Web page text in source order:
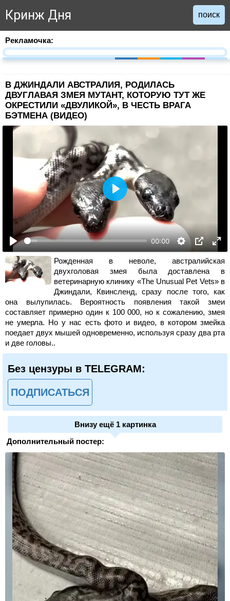
Кринж Дня поиск
Рекламочка:
В ДЖИНДАЛИ АВСТРАЛИЯ, РОДИЛАСЬ
ДВУГЛАВАЯ ЗМЕЯ МУТАНТ, КОТОРУЮ ТУТ ЖЕ
ОКРЕСТИЛИ «ДВУЛИКОЙ», В ЧЕСТЬ ВРАГА
БЭТМЕНА (ВИДЕО)
00:00
Воспроизвести
Рожденная в неволе, австралийская
двухголовая змея была доставлена ​​в
ветеринарную клинику «The Unusual Pet Vets» в
Джиндали, Квинсленд, сразу после того, как
она вылупилась. Вероятность появления такой змеи
составляет примерно один к 100 000, но к сожалению, змея
не умерла. Но у нас есть фото и видео, в котором змейка
поедает двух мышей одновременно, используя сразу два рта
и две головы..
Без цензуры в TELEGRAM:
ПОДПИСАТЬСЯ
Внизу ещё 1 картинка
Дополнительный постер: